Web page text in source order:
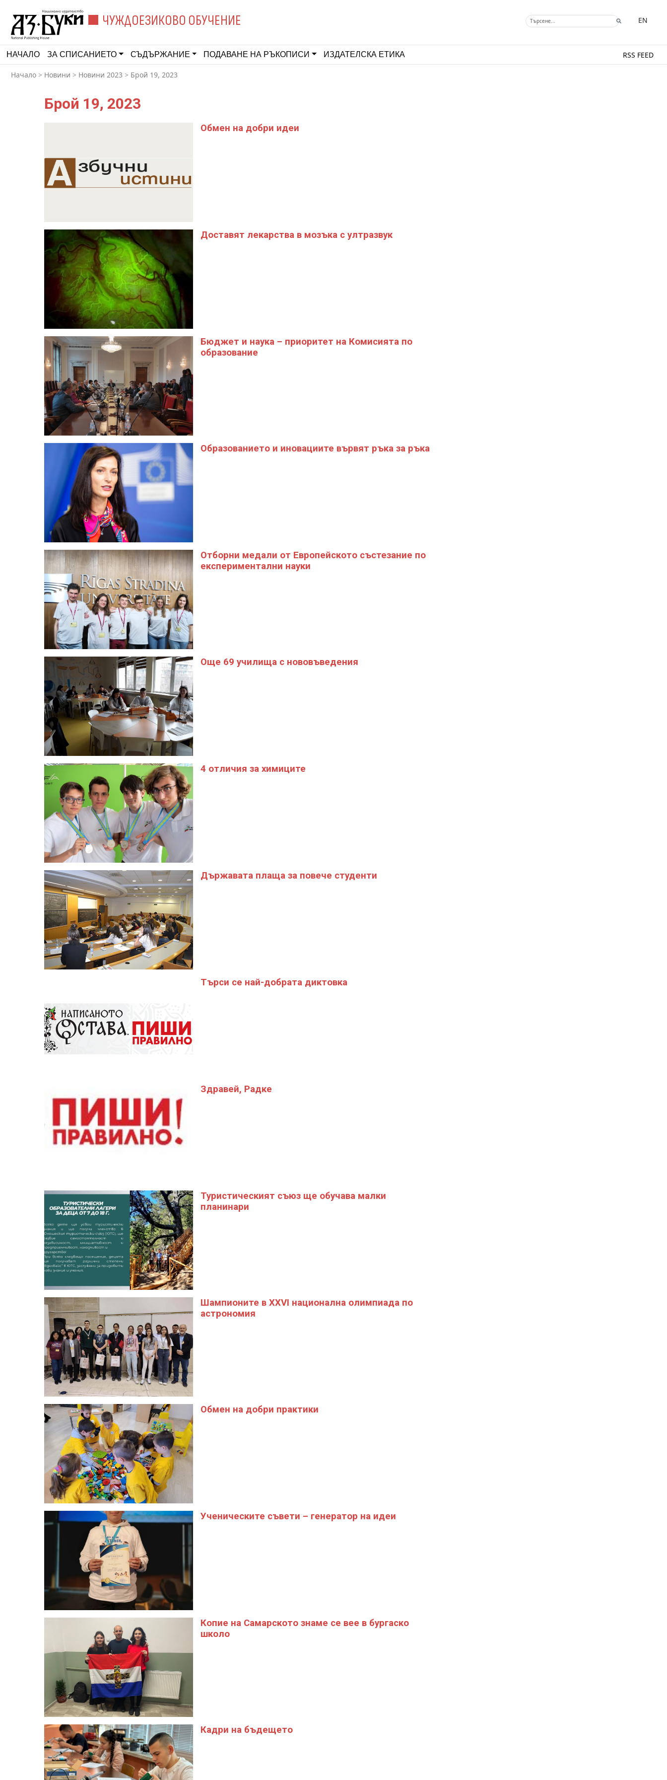
ЧУЖДОЕЗИКОВО ОБУЧЕНИЕ EN
НАЧАЛО ЗА СПИСАНИЕТО СЪДЪРЖАНИЕ ПОДАВАНЕ НА РЪКОПИСИ ИЗДАТЕЛСКА ЕТИКА RSS FEED
Начало > Новини > Новини 2023 > Брой 19, 2023
Брой 19, 2023
Обмен на добри идеи
Доставят лекарства в мозъка с ултразвук
Бюджет и наука – приоритет на Комисията по
образование
Образованието и иновациите вървят ръка за ръка
Отборни медали от Европейското състезание по
експериментални науки
Още 69 училища с нововъведения
4 отличия за химиците
Държавата плаща за повече студенти
Търси се най-добрата диктовка
Здравей, Радке
Туристическият съюз ще обучава малки
планинари
Шампионите в XXVI национална олимпиада по
астрономия
Обмен на добри практики
Ученическите съвети – генератор на идеи
Копие на Самарското знаме се вее в бургаско
школо
Кадри на бъдещето